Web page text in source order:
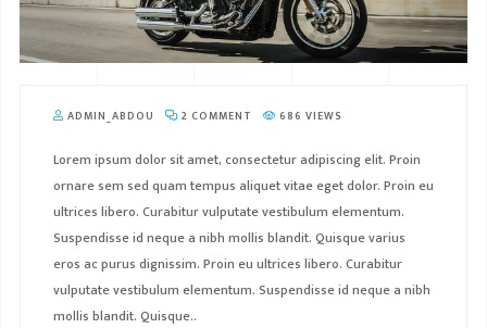
ADMIN_ABDOU 2 COMMENT 686 VIEWS
Lorem ipsum dolor sit amet, consectetur adipiscing elit. Proin
ornare sem sed quam tempus aliquet vitae eget dolor. Proin eu
ultrices libero. Curabitur vulputate vestibulum elementum.
Suspendisse id neque a nibh mollis blandit. Quisque varius
eros ac purus dignissim. Proin eu ultrices libero. Curabitur
vulputate vestibulum elementum. Suspendisse id neque a nibh
mollis blandit. Quisque..